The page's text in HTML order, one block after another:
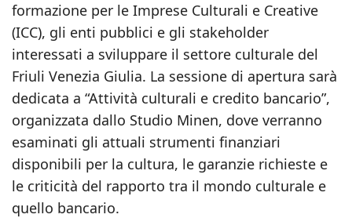
formazione per le Imprese Culturali e Creative
(ICC), gli enti pubblici e gli stakeholder
interessati a sviluppare il settore culturale del
Friuli Venezia Giulia. La sessione di apertura sarà
dedicata a “Attività culturali e credito bancario”,
organizzata dallo Studio Minen, dove verranno
esaminati gli attuali strumenti finanziari
disponibili per la cultura, le garanzie richieste e
le criticità del rapporto tra il mondo culturale e
quello bancario.